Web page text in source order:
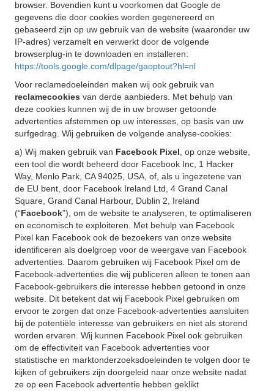
browser. Bovendien kunt u voorkomen dat Google de
gegevens die door cookies worden gegenereerd en
gebaseerd zijn op uw gebruik van de website (waaronder uw
IP-adres) verzamelt en verwerkt door de volgende
browserplug-in te downloaden en installeren:
https://tools.google.com/dlpage/gaoptout?hl=nl
Voor reclamedoeleinden maken wij ook gebruik van
reclamecookies van derde aanbieders. Met behulp van
deze cookies kunnen wij de in uw browser getoonde
advertenties afstemmen op uw interesses, op basis van uw
surfgedrag. Wij gebruiken de volgende analyse-cookies:
a) Wij maken gebruik van Facebook Pixel , op onze website,
een tool die wordt beheerd door Facebook Inc, 1 Hacker
Way, Menlo Park, CA 94025, USA, of, als u ingezetene van
de EU bent, door Facebook Ireland Ltd, 4 Grand Canal
Square, Grand Canal Harbour, Dublin 2, Ireland
(“Facebook”), om de website te analyseren, te optimaliseren
en economisch te exploiteren. Met behulp van Facebook
Pixel kan Facebook ook de bezoekers van onze website
identificeren als doelgroep voor de weergave van Facebook
advertenties. Daarom gebruiken wij Facebook Pixel om de
Facebook-advertenties die wij publiceren alleen te tonen aan
Facebook-gebruikers die interesse hebben getoond in onze
website. Dit betekent dat wij Facebook Pixel gebruiken om
ervoor te zorgen dat onze Facebook-advertenties aansluiten
bij de potentiële interesse van gebruikers en niet als storend
worden ervaren. Wij kunnen Facebook Pixel ook gebruiken
om de effectiviteit van Facebook advertenties voor
statistische en marktonderzoeksdoeleinden te volgen door te
kijken of gebruikers zijn doorgeleid naar onze website nadat
ze op een Facebook advertentie hebben geklikt